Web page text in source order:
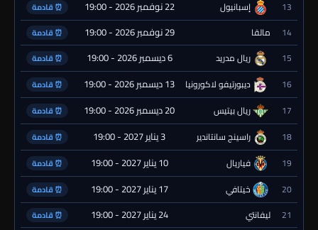
13 إسبانيول 22 نوفمبر 2026 - 19:00 ⏰ قادمة
14 مالقا 29 نوفمبر 2026 - 19:00 ⏰ قادمة
15 ريال مدريد 6 ديسمبر 2026 - 19:00 ⏰ قادمة
16 ديبورتيفو لاكورونيا 13 ديسمبر 2026 - 19:00 ⏰ قادمة
17 ريال بيتيس 20 ديسمبر 2026 - 19:00 ⏰ قادمة
18 راسينج سانتاندير 3 يناير 2027 - 19:00 ⏰ قادمة
19 فياريال 10 يناير 2027 - 19:00 ⏰ قادمة
20 خيتافي 17 يناير 2027 - 19:00 ⏰ قادمة
21 ليفانتي 24 يناير 2027 - 19:00 ⏰ قادمة